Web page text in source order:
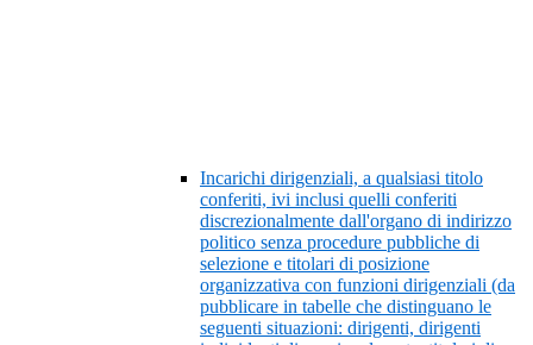
Incarichi dirigenziali, a qualsiasi titolo
conferiti, ivi inclusi quelli conferiti
discrezionalmente dall'organo di indirizzo
politico senza procedure pubbliche di
selezione e titolari di posizione
organizzativa con funzioni dirigenziali (da
pubblicare in tabelle che distinguano le
seguenti situazioni: dirigenti, dirigenti